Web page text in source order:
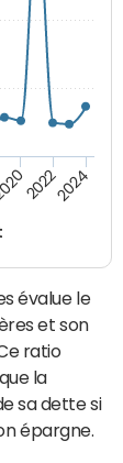
20222024
évalue le
et son
ratio
la
sa dette si
épargne.